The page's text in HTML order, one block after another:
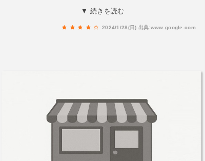
コメリに比べたら広く取っていると思います。コ
▼ 続きを読む
2024/1/28(日) 出典:www.google.com